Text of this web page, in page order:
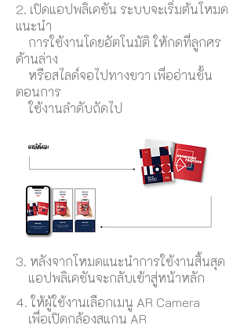
2. เปิดแอปพลิเคชัน ระบบจะเริ่มต้นโหมด
แนะนำ
การใช้งานโดยอัตโนมัติ ให้กดที่ลูกศร
ด้านล่าง
หรือสไลด์จอไปทางขวา เพื่ออ่านขั้น
ตอนการ
ใช้งานลำดับถัดไป
การใช้งาน
3. หลังจากโหมดแนะนำการใช้งานสิ้นสุด
แอปพลิเคชันจะกลับเข้าสู่หน้าหลัก
4. ให้ผู้ใช้งานเลือกเมนู AR Camera
เพื่อเปิดกล้องสแกน AR